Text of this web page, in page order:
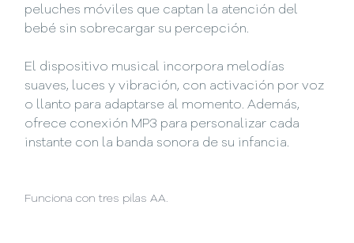
peluches móviles que captan la atención del
bebé sin sobrecargar su percepción.
El dispositivo musical incorpora melodías
suaves, luces y vibración, con activación por voz
o llanto para adaptarse al momento. Además,
ofrece conexión MP3 para personalizar cada
instante con la banda sonora de su infancia.
Funciona con tres pilas AA.